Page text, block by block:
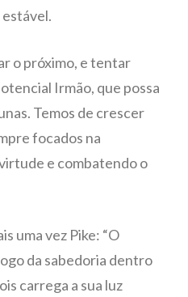
o próximo, e tentar
Irmão, que possa
Temos de crescer
focados na
e combatendo o
uma vez Pike: “O
da sabedoria dentro
carrega a sua luz